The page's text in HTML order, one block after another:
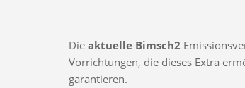
Die aktuelle Bimsch2
Vorrichtungen, die dieses Extra
garantieren.